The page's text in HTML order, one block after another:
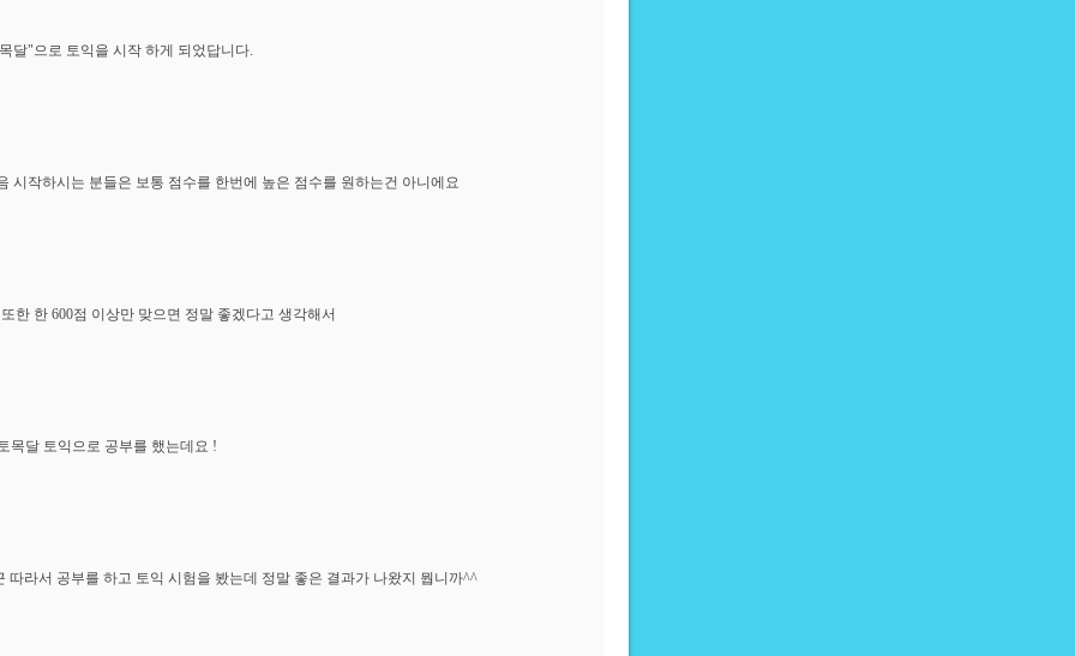
달"으로 토익을 시작 하게 되었답니다.
시작하시는 분들은 보통 점수를 한번에 높은 점수를 원하는건 아니에요
한 한 600점 이상만 맞으면 정말 좋겠다고 생각해서
목달 토익으로 공부를 했는데요 !
따라서 공부를 하고 토익 시험을 봤는데 정말 좋은 결과가 나왔지 뭡니까^^